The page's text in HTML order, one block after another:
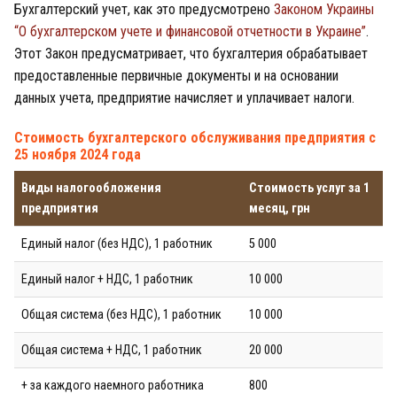
Бухгалтерский учет, как это предусмотрено Законом Украины
“О бухгалтерском учете и финансовой отчетности в Украине”.
Этот Закон предусматривает, что бухгалтерия обрабатывает
предоставленные первичные документы и на основании
данных учета, предприятие начисляет и уплачивает налоги.
Стоимость бухгалтерского обслуживания предприятия с
25 ноября 2024 года
Виды налогообложения
предприятия
Стоимость услуг за 1
месяц, грн
Единый налог (без НДС), 1 работник 5 000
Единый налог + НДС, 1 работник 10 000
Общая система (без НДС), 1 работник 10 000
Общая система + НДС, 1 работник 20 000
+ за каждого наемного работника 800